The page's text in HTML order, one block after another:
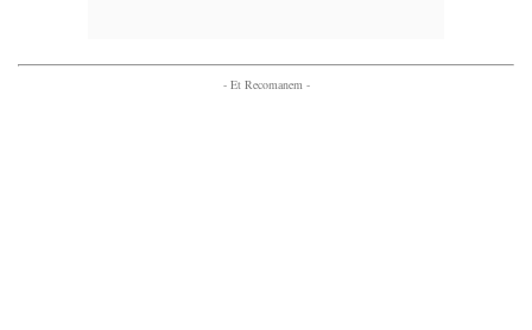
- Et Recomanem -